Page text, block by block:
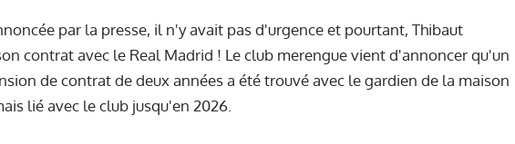
par la presse, il n'y avait pas d'urgence et pourtant, Thibaut
contrat avec le Real Madrid ! Le club merengue vient d'annoncer qu'un
de contrat de deux années a été trouvé avec le gardien de la maison
lié avec le club jusqu'en 2026.